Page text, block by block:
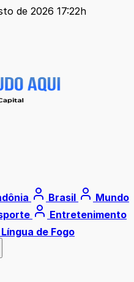
de 2026 17:22h
Brasil
Mundo
Entretenimento
Língua de Fogo